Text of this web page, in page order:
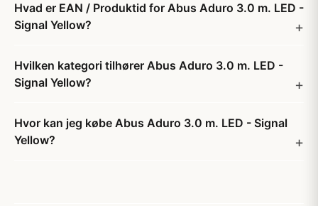
Hvad er EAN / Produktid for Abus Aduro 3.0 m. LED -
Signal Yellow?
Hvilken kategori tilhører Abus Aduro 3.0 m. LED -
Signal Yellow?
Hvor kan jeg købe Abus Aduro 3.0 m. LED - Signal
Yellow?